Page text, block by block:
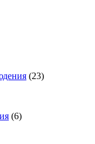
(23)
(6)